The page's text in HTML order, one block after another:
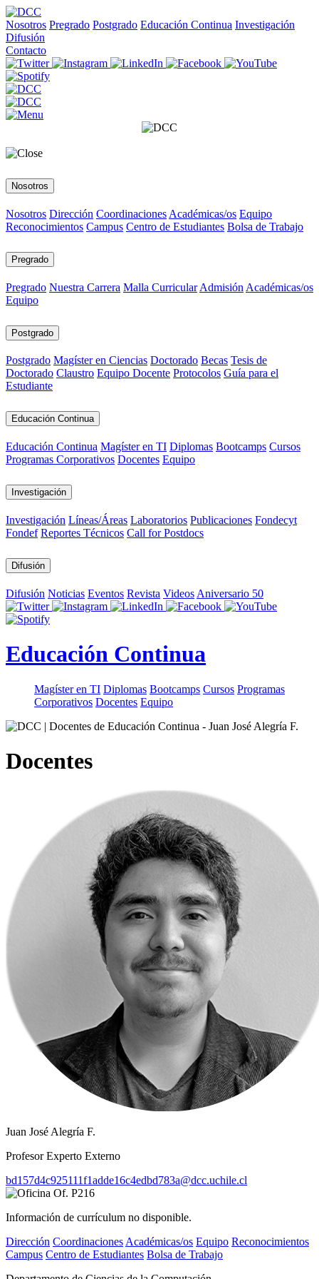
Nosotros Pregrado Postgrado Educación Continua Investigación
Difusión
Contacto
Nosotros
Nosotros Dirección Coordinaciones Académicas/os Equipo
Reconocimientos Campus Centro de Estudiantes Bolsa de Trabajo
Pregrado
Pregrado Nuestra Carrera Malla Curricular Admisión Académicas/os
Equipo
Postgrado
Postgrado Magíster en Ciencias Doctorado Becas Tesis de
Doctorado Claustro Equipo Docente Protocolos Guía para el
Estudiante
Educación Continua
Educación Continua Magíster en TI Diplomas Bootcamps Cursos
Programas Corporativos Docentes Equipo
Investigación
Investigación Líneas/Áreas Laboratorios Publicaciones Fondecyt
Fondef Reportes Técnicos Call for Postdocs
Difusión
Difusión Noticias Eventos Revista Videos Aniversario 50
Educación Continua
Magíster en TI Diplomas Bootcamps Cursos Programas
Corporativos Docentes Equipo
Docentes
Juan José Alegría F.
Profesor Experto Externo
bd157d4c925111f1adde16c4edbd783a@dcc.uchile.cl
Of. P216
Información de currículum no disponible.
Dirección Coordinaciones Académicas/os Equipo Reconocimientos
Campus Centro de Estudiantes Bolsa de Trabajo